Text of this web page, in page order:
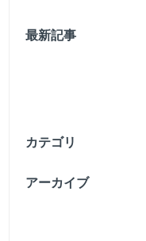
最新記事
カテゴリ
アーカイブ